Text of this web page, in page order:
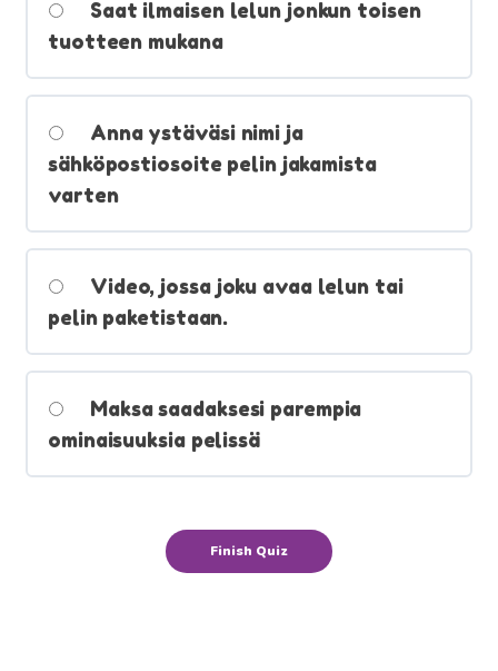
Saat ilmaisen lelun jonkun toisen
tuotteen mukana
Anna ystäväsi nimi ja
sähköpostiosoite pelin jakamista
varten
Video, jossa joku avaa lelun tai
pelin paketistaan.
Maksa saadaksesi parempia
ominaisuuksia pelissä